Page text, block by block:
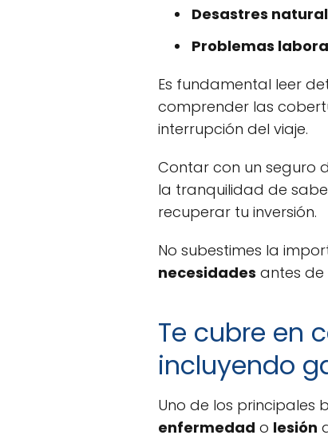
Desastres
Problemas
Es fundamental leer
comprender las
interrupción del viaje.
Contar con un seguro
la tranquilidad de
recuperar tu inversión.
No subestimes la
necesidades antes
Te cubre en
incluyendo
Uno de los principales
enfermedad o lesión